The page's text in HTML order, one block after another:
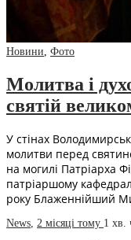
Новини Фото
Молитва і
святій
У стінах
молитви перед
на могилі Патріарха
патріаршому
року Блаженнійший
News, 2 місяці тому 1 хв.